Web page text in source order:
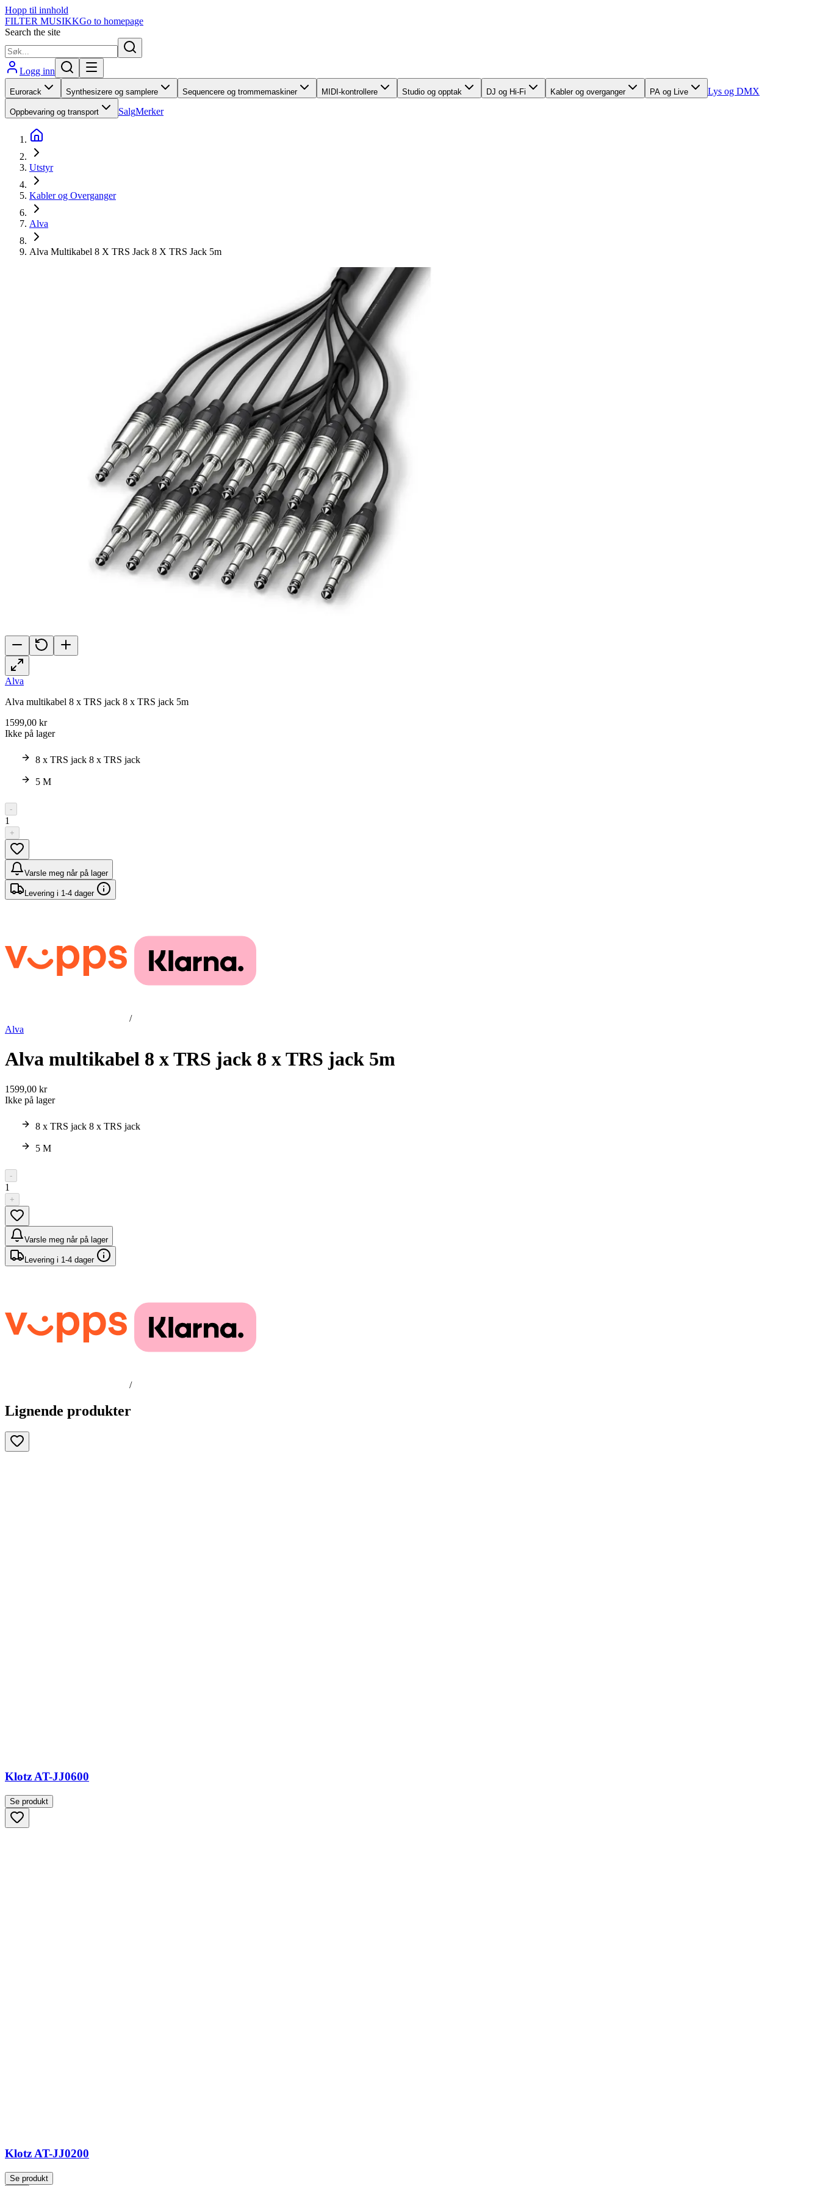
Hopp til innhold
FILTER MUSIKKGo to homepage
Search the site
Logg inn
Eurorack Synthesizere og samplere Sequencere og trommemaskiner MIDI-kontrollere Studio og opptak DJ og Hi-Fi Kabler og overganger PA og Live Lys og DMX
Oppbevaring og transport SalgMerker
Utstyr
Kabler og Overganger
Alva
Alva Multikabel 8 X TRS Jack 8 X TRS Jack 5m
Alva
Alva multikabel 8 x TRS jack 8 x TRS jack 5m
1599,00 kr
Ikke på lager
8 x TRS jack 8 x TRS jack
5 M
-
1
+
Varsle meg når på lager
Levering i 1-4 dager
/
Alva
Alva multikabel 8 x TRS jack 8 x TRS jack 5m
1599,00 kr
Ikke på lager
8 x TRS jack 8 x TRS jack
5 M
-
1
+
Varsle meg når på lager
Levering i 1-4 dager
/
Lignende produkter
Klotz AT-JJ0600
Se produkt
Klotz AT-JJ0200
Se produkt